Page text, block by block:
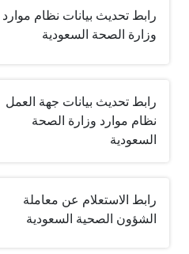
رابط تحديث بيانات نظام موارد
وزارة الصحة السعودية
رابط تحديث بيانات جهة العمل
نظام موارد وزارة الصحة
السعودية
رابط الاستعلام عن معاملة
الشؤون الصحية السعودية